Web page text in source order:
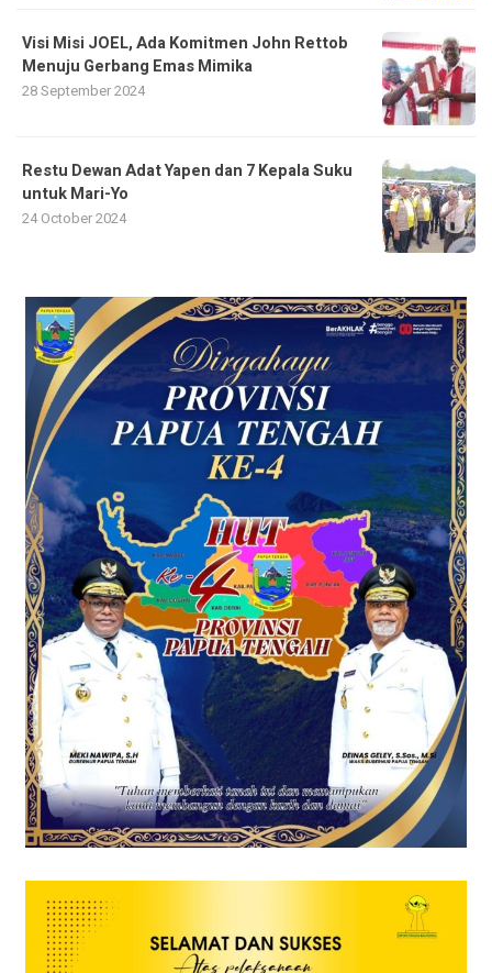
Visi Misi JOEL, Ada Komitmen John Rettob
Menuju Gerbang Emas Mimika
28 September 2024
Restu Dewan Adat Yapen dan 7 Kepala Suku
untuk Mari-Yo
24 October 2024